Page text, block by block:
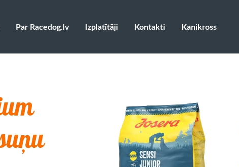
Par Racedog.lv Izplatītāji Kontakti Kanikross